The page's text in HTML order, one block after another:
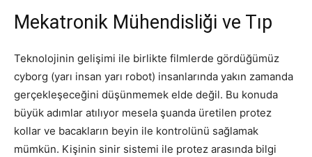
Mekatronik Mühendisliği ve Tıp
Teknolojinin gelişimi ile birlikte filmlerde gördüğümüz
cyborg (yarı insan yarı robot) insanlarında yakın zamanda
gerçekleşeceğini düşünmemek elde değil. Bu konuda
büyük adımlar atılıyor mesela şuanda üretilen protez
kollar ve bacakların beyin ile kontrolünü sağlamak
mümkün. Kişinin sinir sistemi ile protez arasında bilgi